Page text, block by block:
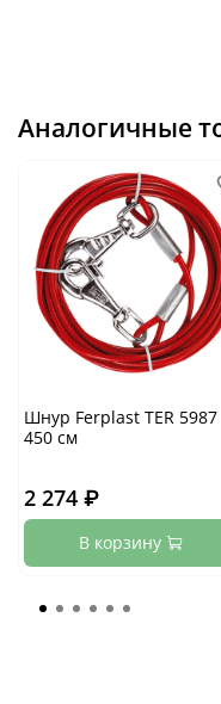
Аналогичные
Шнур Ferplast TER 5987
450 см
2 274 ₽
В корзину